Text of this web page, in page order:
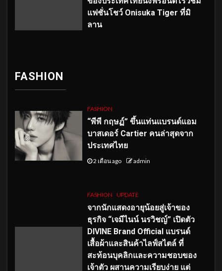
แฟชั่นโชว์ Onisuka Tiger ที่มิ
ลาน
FASHION
FASHION
“พีพี กฤษฏ์” ขึ้นแท่นแบรนด์แอม
บาสเดอร์ Cartier คนล่าสุดจาก
ประเทศไทย
2 เดือน ago admin
FASHION UPDATE
จากนักแสดงอายุน้อยสู่เจ้าของ
ธุรกิจ “เจมีไนน์ นรวิชญ์” เปิดตัว
DIVINE Brand Official แบรนด์
เสื้อผ้าและสินค้าไลฟ์สไตล์ ที่
สะท้อนบุคลิกและความชอบของ
เจ้าตัว ผสานความเรียบง่าย แต่